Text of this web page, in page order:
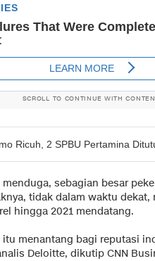
SCROLL TO CONTINUE WITH
Ricuh, 2 SPBU Pertamina
sebagian besar
tidak dalam waktu dekat,
hingga 2021 mendatang.
itu menantang bagi reputasi
Deloitte, dikutip CNN